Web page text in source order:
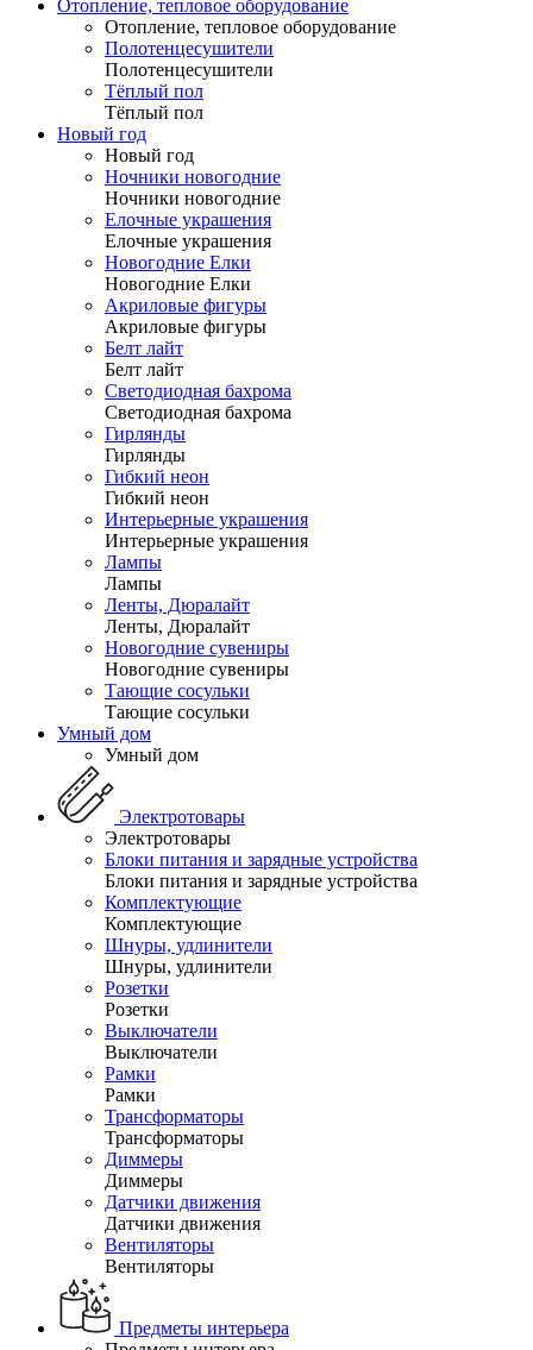
Отопление, тепловое оборудование
Отопление, тепловое оборудование
Полотенцесушители
Полотенцесушители
Тёплый пол
Тёплый пол
Новый год
Новый год
Ночники новогодние
Ночники новогодние
Елочные украшения
Елочные украшения
Новогодние Елки
Новогодние Елки
Акриловые фигуры
Акриловые фигуры
Белт лайт
Белт лайт
Светодиодная бахрома
Светодиодная бахрома
Гирлянды
Гирлянды
Гибкий неон
Гибкий неон
Интерьерные украшения
Интерьерные украшения
Лампы
Лампы
Ленты, Дюралайт
Ленты, Дюралайт
Новогодние сувениры
Новогодние сувениры
Тающие сосульки
Тающие сосульки
Умный дом
Умный дом
Электротовары
Электротовары
Блоки питания и зарядные устройства
Блоки питания и зарядные устройства
Комплектующие
Комплектующие
Шнуры, удлинители
Шнуры, удлинители
Розетки
Розетки
Выключатели
Выключатели
Рамки
Рамки
Трансформаторы
Трансформаторы
Диммеры
Диммеры
Датчики движения
Датчики движения
Вентиляторы
Вентиляторы
Предметы интерьера